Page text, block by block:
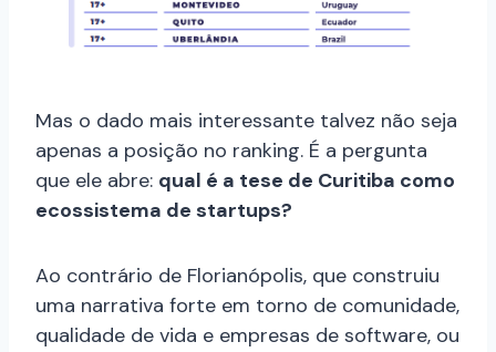
Mas o dado mais interessante talvez não seja
apenas a posição no ranking. É a pergunta
que ele abre: qual é a tese de Curitiba como
ecossistema de startups?
Ao contrário de Florianópolis, que construiu
uma narrativa forte em torno de comunidade,
qualidade de vida e empresas de software, ou